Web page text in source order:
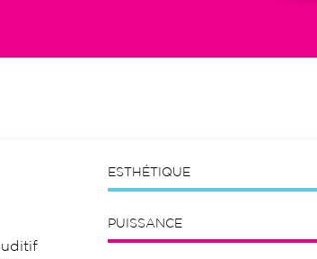
ESTHÉTIQUE
PUISSANCE